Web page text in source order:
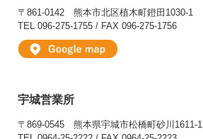
〒861-0142 熊本市北区植木町鐙田1030-1
TEL 096-275-1755 / FAX 096-275-1756
宇城営業所
〒869-0545 熊本県宇城市松橋町砂川1611-1